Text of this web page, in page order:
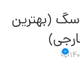
(بهترین
0